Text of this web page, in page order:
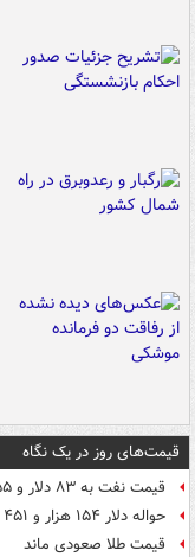
قیمت‌های روز در یک نگاه
قیمت نفت به ۸۳ دلار و ۵۵ سنت در هر بشکه رسید
حواله دلار ۱۵۴ هزار و ۴۵۱ تومان شد
قیمت طلا صعودی ماند